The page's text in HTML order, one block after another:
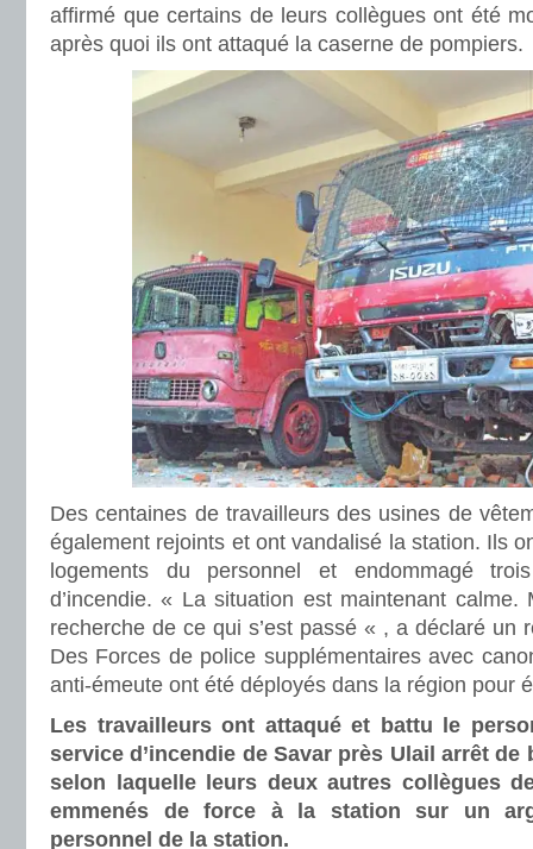
affirmé que certains de leurs collègues ont été
après quoi ils ont attaqué la caserne de pompiers.
Des centaines de travailleurs des usines de
également rejoints et ont vandalisé la station. Ils
logements du personnel et endommagé
d’incendie. « La situation est maintenant
recherche de ce qui s’est passé « , a déclaré un
Des Forces de police supplémentaires avec
anti-émeute ont été déployés dans la région pour
Les travailleurs ont attaqué et battu le
service d’incendie de Savar près Ulail arrêt
selon laquelle leurs deux autres collègues
emmenés de force à la station sur un
personnel de la station.